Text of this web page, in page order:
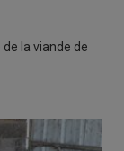
de la viande de